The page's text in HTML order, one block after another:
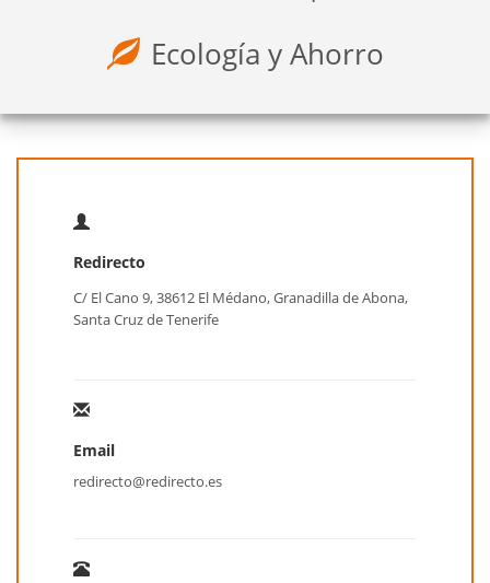
Ecología y Ahorro
Redirecto
C/ El Cano 9, 38612 El Médano, Granadilla de Abona,
Santa Cruz de Tenerife
Email
redirecto@redirecto.es